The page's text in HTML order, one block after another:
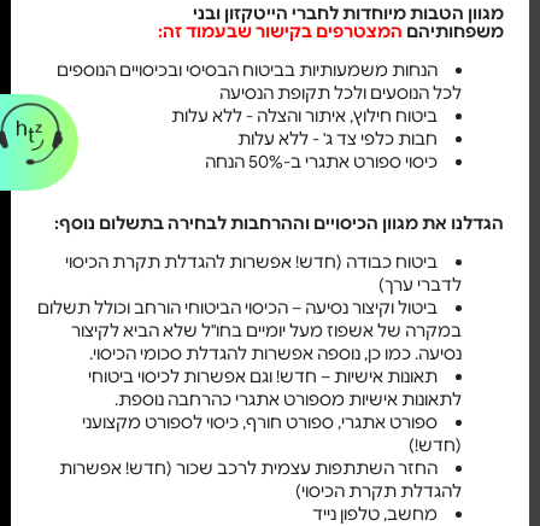
מגוון הטבות מיוחדות לחברי הייטקזון ובני
משפחותיהם המצטרפים בקישור שבעמוד זה:
הנחות משמעותיות בביטוח הבסיסי ובכיסויים הנוספים
לכל הנוסעים ולכל תקופת הנסיעה
ביטוח חילוץ, איתור והצלה - ללא עלות
חבות כלפי צד ג' - ללא עלות
כיסוי ספורט אתגרי ב-50% הנחה
הגדלנו את מגוון הכיסויים וההרחבות לבחירה בתשלום נוסף:
ביטוח כבודה (חדש! אפשרות להגדלת תקרת הכיסוי
לדברי ערך)
ביטול וקיצור נסיעה – הכיסוי הביטוחי הורחב וכולל תשלום
במקרה של אשפוז מעל יומיים בחו"ל שלא הביא לקיצור
נסיעה. כמו כן, נוספה אפשרות להגדלת סכומי הכיסוי.
תאונות אישיות – חדש! וגם אפשרות לכיסוי ביטוחי
לתאונות אישיות מספורט אתגרי כהרחבה נוספת.
ספורט אתגרי, ספורט חורף, כיסוי לספורט מקצועני
(חדש!)
החזר השתתפות עצמית לרכב שכור (חדש! אפשרות
להגדלת תקרת הכיסוי)
מחשב, טלפון נייד